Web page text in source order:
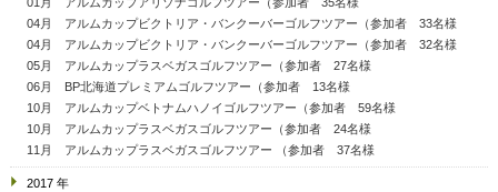
04月 アルムカップビクトリア・バンクーバーゴルフツアー（参加者 33名様
04月 アルムカップビクトリア・バンクーバーゴルフツアー（参加者 32名様
05月 アルムカップラスベガスゴルフツアー（参加者 27名様
06月 BP北海道プレミアムゴルフツアー（参加者 13名様
10月 アルムカップベトナムハノイゴルフツアー（参加者 59名様
10月 アルムカップラスベガスゴルフツアー（参加者 24名様
11月 アルムカップラスベガスゴルフツアー （参加者 37名様
2017 年